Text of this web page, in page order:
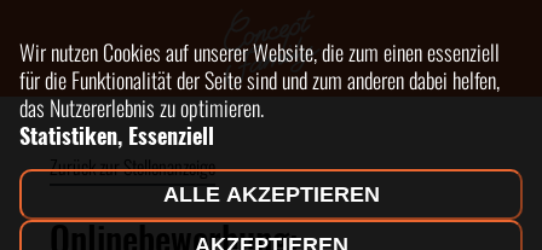
Zurück zur Stellenanzeige
Onlinebewerbung:
Wir nutzen Cookies auf unserer Website, die zum einen essenziell
für die Funktionalität der Seite sind und zum anderen dabei helfen,
das Nutzererlebnis zu optimieren.
Statistiken, Essenziell
ALLE AKZEPTIEREN
AKZEPTIEREN